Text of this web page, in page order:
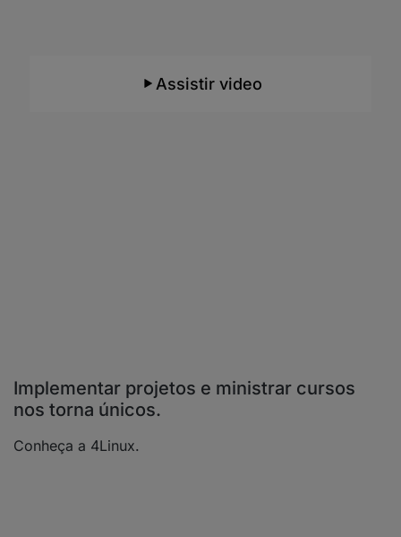
Assistir video
Implementar projetos e ministrar cursos
nos torna únicos.
Conheça a 4Linux.